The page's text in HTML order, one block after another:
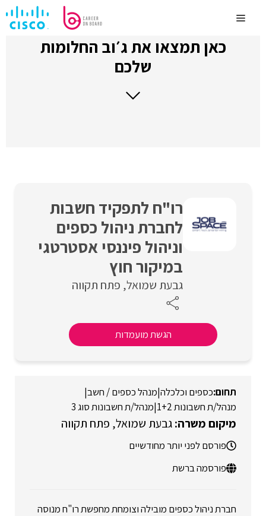
לתוכןMenu
כאן תמצאו את ג׳וב החלומות
שלכם
רו"ח לתפקיד חשבות
לחברת ניהול כספים
וניהול פיננסי אסטרטגי
במיקור חוץ
גבעת שמואל פתח תקווה
הגשת מועמדות
כספים וכלכלה|מנהל כספים / חשב|
מנהל/ת חשבונות 1+2
|מנהל/ת חשבונות סוג 3
גבעת שמואל פתח תקווה
פורסם לפני יותר מחודשיים
פורסמה ברשת
חברת ניהול כספים מובילה וצומחת מחפשת רו"ח מנוסה